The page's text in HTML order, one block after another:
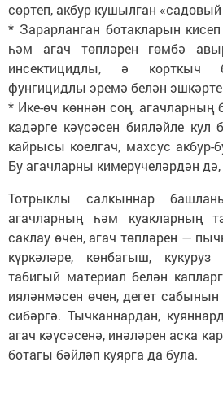
сөртеп, акбур кушылган
* Зарарланган ботакларын
һәм агач төпләрен гөмбә
инсектицидлы, ә корткыч
фунгицидлы эремә белән
* Ике-өч көннән соң, агачларның
кадәрге кәүсәсен бияләйле
кайрысы коелгач, махсус акбур-
Бу агачларны кимерүчеләрдән
Тотрыклы салкыннар
агачларның һәм куакларның
саклау өчен, агач төпләрен —
күркәләре, көнбагыш,
табигый материал белән
ияләнмәсен өчен, дегет
сибәргә. Тычканнардан,
агач кәүсәсенә, инәләрен аска
ботагы бәйләп куярга да була.